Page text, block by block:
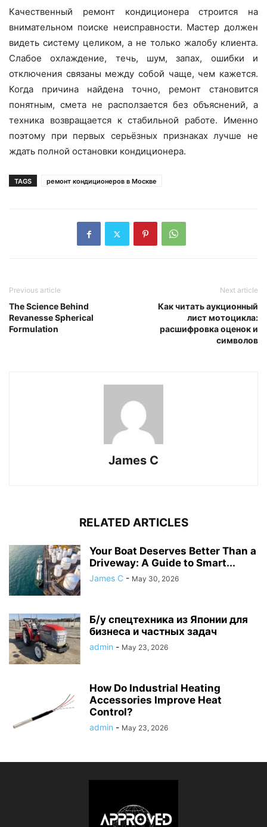
Качественный ремонт кондиционера строится на
внимательном поиске неисправности. Мастер должен
видеть систему целиком, а не только жалобу клиента.
Слабое охлаждение, течь, шум, запах, ошибки и
отключения связаны между собой чаще, чем кажется.
Когда причина найдена точно, ремонт становится
понятным, смета не расползается без объяснений, а
техника возвращается к стабильной работе. Именно
поэтому при первых серьёзных признаках лучше не
ждать полной остановки кондиционера.
TAGS ремонт кондиционеров в Москве
Previous article
The Science Behind
Revanesse Spherical
Formulation
Next article
Как читать аукционный
лист мотоцикла:
расшифровка оценок и
символов
James C
RELATED ARTICLES
Your Boat Deserves Better Than a
Driveway: A Guide to Smart...
James C - May 30, 2026
Б/у спецтехника из Японии для
бизнеса и частных задач
admin - May 23, 2026
How Do Industrial Heating
Accessories Improve Heat
Control?
admin - May 23, 2026